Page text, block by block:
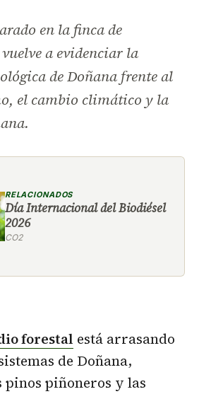
en la finca de
a evidenciar la
de Doñana frente al
el cambio climático y la
RELACIONADOS
Día Internacional del Biodiésel
2026
CO2
forestal está arrasando
de Doñana,
pinos piñoneros y las